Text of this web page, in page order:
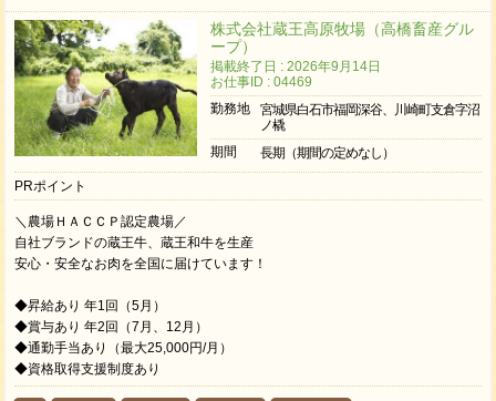
株式会社蔵王高原牧場（高橋畜産グル
ープ）
掲載終了日 : 2026年9月14日
お仕事ID : 04469
勤務地
宮城県白石市福岡深谷、川崎町支倉字沼
ノ橇
期間
長期（期間の定めなし）
PRポイント
＼農場ＨＡＣＣＰ認定農場／
自社ブランドの蔵王牛、蔵王和牛を生産
安心・安全なお肉を全国に届けています！
◆昇給あり 年1回（5月）
◆賞与あり 年2回（7月、12月）
◆通勤手当あり（最大25,000円/月）
◆資格取得支援制度あり